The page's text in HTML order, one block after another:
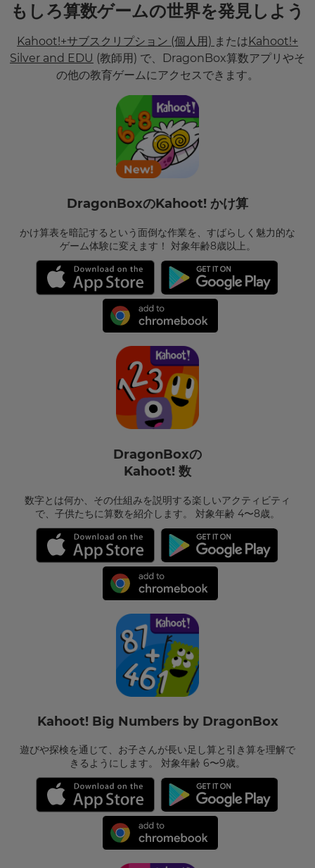
もしろ算数ゲームの世界を発見しよう
Kahoot!+サブスクリプション (個人用) またはKahoot!+
Silver and EDU (教師用) で、DragonBox算数アプリやそ
の他の教育ゲームにアクセスできます。
DragonBoxのKahoot! かけ算
かけ算表を暗記するという面倒な作業を、すばらしく魅力的な
ゲーム体験に変えます！ 対象年齢8歳以上。
DragonBoxの
Kahoot! 数
数字とは何か、その仕組みを説明する楽しいアクティビティ
で、子供たちに算数を紹介します。 対象年齢 4〜8歳。
Kahoot! Big Numbers by DragonBox
遊びや探検を通じて、お子さんが長い足し算と引き算を理解で
きるようにします。 対象年齢 6〜9歳。